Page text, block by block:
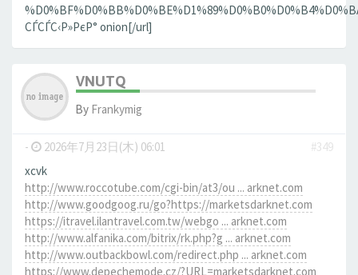
СЃСЃС‹Р»РєР° onion[/url]
VNUTQ
By Frankymig
- 2026年7月23日(木) 06:01
#349
xcvk
http://www.roccotube.com/cgi-bin/at3/ou ... arknet.com
http://www.goodgoog.ru/go?https://marketsdarknet.com
https://itravel.ilantravel.com.tw/webgo ... arknet.com
http://www.alfanika.com/bitrix/rk.php?g ... arknet.com
http://www.outbackbowl.com/redirect.php ... arknet.com
https://www.depechemode.cz/?URL=marketsdarknet.com